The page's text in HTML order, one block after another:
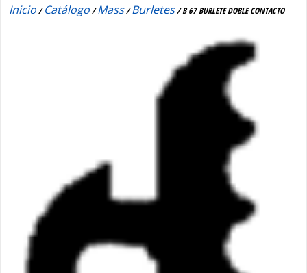
Inicio/Catálogo/Mass/Burletes/ B 67 BURLETE DOBLE CONTACTO